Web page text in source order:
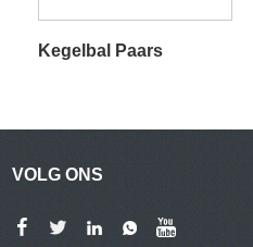
Kegelbal Paars
VOLG ONS